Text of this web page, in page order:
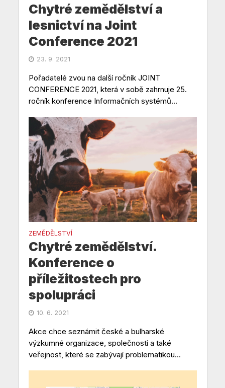
Chytré zemědělství a
lesnictví na Joint
Conference 2021
23. 9. 2021
Pořadatelé zvou na další ročník JOINT
CONFERENCE 2021, která v sobě zahrnuje 25.
ročník konference Informačních systémů...
ZEMĚDĚLSTVÍ
Chytré zemědělství.
Konference o
příležitostech pro
spolupráci
10. 6. 2021
Akce chce seznámit české a bulharské
výzkumné organizace, společnosti a také
veřejnost, které se zabývají problematikou...